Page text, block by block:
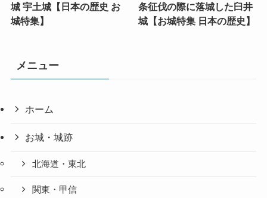
城 宇土城【日本の歴史 お
城特集】
条征伐の際に落城した臼井
城【お城特集 日本の歴史】
メニュー
ホーム
お城・城跡
北海道・東北
関東・甲信